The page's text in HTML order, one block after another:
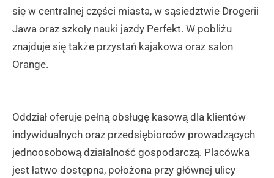
się w centralnej części miasta, w sąsiedztwie Drogerii
Jawa oraz szkoły nauki jazdy Perfekt. W pobliżu
znajduje się także przystań kajakowa oraz salon
Orange.
Oddział oferuje pełną obsługę kasową dla klientów
indywidualnych oraz przedsiębiorców prowadzących
jednoosobową działalność gospodarczą. Placówka
jest łatwo dostępna, położona przy głównej ulicy